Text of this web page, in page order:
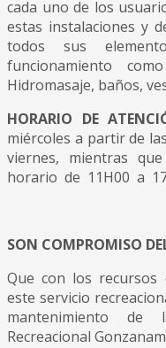
cada uno de los
estas instalaciones y
todos sus
funcionamiento
Hidromasaje, baños,
HORARIO DE
miércoles a partir de
viernes, mientras
horario de 11H00 a
SON COMPROMISO
Que con los recursos
este servicio
mantenimiento de
Recreacional